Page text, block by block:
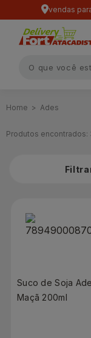
vendas para
Ades
Produtos encontrados:
Suco de Soja
Maçã 200ml